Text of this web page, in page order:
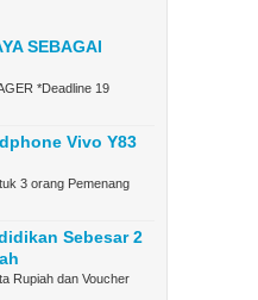
SEBAGAI
*Deadline 19
Vivo Y83
3 orang Pemenang
Sebesar 2
Rupiah dan Voucher